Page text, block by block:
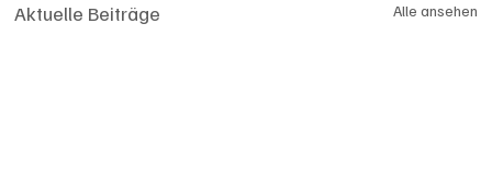
Aktuelle Beiträge Alle ansehen